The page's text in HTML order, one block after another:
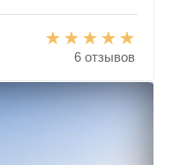
6 отзывов